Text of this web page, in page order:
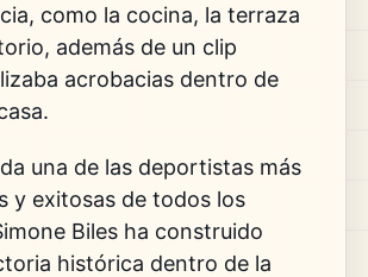
como la cocina, la terraza
además de un clip
acrobacias dentro de
una de las deportistas más
y exitosas de todos los
Biles ha construido
histórica dentro de la